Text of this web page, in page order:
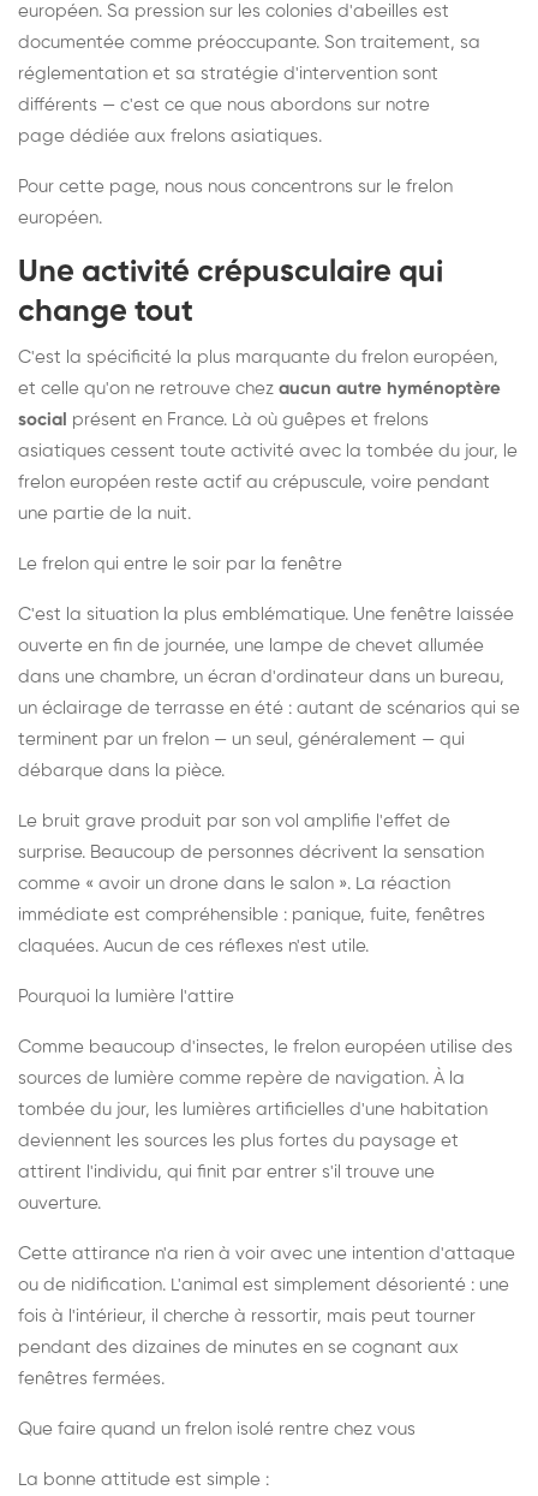
européen. Sa pression sur les colonies d'abeilles est
documentée comme préoccupante. Son traitement, sa
réglementation et sa stratégie d'intervention sont
différents — c'est ce que nous abordons sur notre
page dédiée aux frelons asiatiques.
Pour cette page, nous nous concentrons sur le frelon
européen.
Une activité crépusculaire qui
change tout
C'est la spécificité la plus marquante du frelon européen,
et celle qu'on ne retrouve chez aucun autre hyménoptère
social présent en France. Là où guêpes et frelons
asiatiques cessent toute activité avec la tombée du jour, le
frelon européen reste actif au crépuscule, voire pendant
une partie de la nuit.
Le frelon qui entre le soir par la fenêtre
C'est la situation la plus emblématique. Une fenêtre laissée
ouverte en fin de journée, une lampe de chevet allumée
dans une chambre, un écran d'ordinateur dans un bureau,
un éclairage de terrasse en été : autant de scénarios qui se
terminent par un frelon — un seul, généralement — qui
débarque dans la pièce.
Le bruit grave produit par son vol amplifie l'effet de
surprise. Beaucoup de personnes décrivent la sensation
comme « avoir un drone dans le salon ». La réaction
immédiate est compréhensible : panique, fuite, fenêtres
claquées. Aucun de ces réflexes n'est utile.
Pourquoi la lumière l'attire
Comme beaucoup d'insectes, le frelon européen utilise des
sources de lumière comme repère de navigation. À la
tombée du jour, les lumières artificielles d'une habitation
deviennent les sources les plus fortes du paysage et
attirent l'individu, qui finit par entrer s'il trouve une
ouverture.
Cette attirance n'a rien à voir avec une intention d'attaque
ou de nidification. L'animal est simplement désorienté : une
fois à l'intérieur, il cherche à ressortir, mais peut tourner
pendant des dizaines de minutes en se cognant aux
fenêtres fermées.
Que faire quand un frelon isolé rentre chez vous
La bonne attitude est simple :